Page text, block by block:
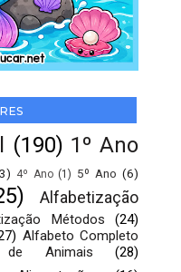
(190) 1º Ano
4º Ano (1) 5º Ano (6)
Alfabetização
Métodos
(24)
Alfabeto Completo
de Animais (28)